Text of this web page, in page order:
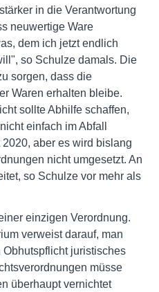
in die Verantwortung
neuwertige Ware
dem ich jetzt endlich
so Schulze damals. Die
sorgen, dass die
Waren erhalten bleibe.
sollte Abhilfe schaffen,
einfach im Abfall
aber es wird bislang
nicht umgesetzt. An
so Schulze vor mehr als
einzigen Verordnung.
verweist darauf, man
Obhutspflicht juristisches
müsse
überhaupt vernichtet